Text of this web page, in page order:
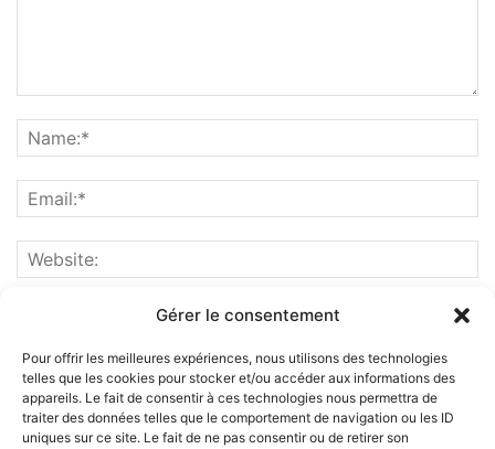
Gérer le consentement
Pour offrir les meilleures expériences, nous utilisons des technologies
telles que les cookies pour stocker et/ou accéder aux informations des
appareils. Le fait de consentir à ces technologies nous permettra de
traiter des données telles que le comportement de navigation ou les ID
uniques sur ce site. Le fait de ne pas consentir ou de retirer son